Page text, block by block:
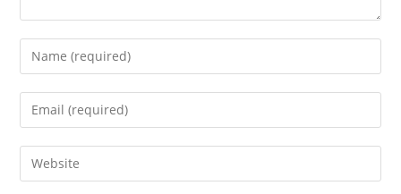
Enter
your
name
comment
Enter
your
email
address
Enter
your